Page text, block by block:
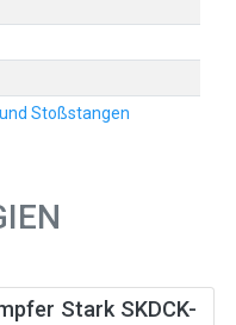
Stoßstangen
Stark SKDCK-